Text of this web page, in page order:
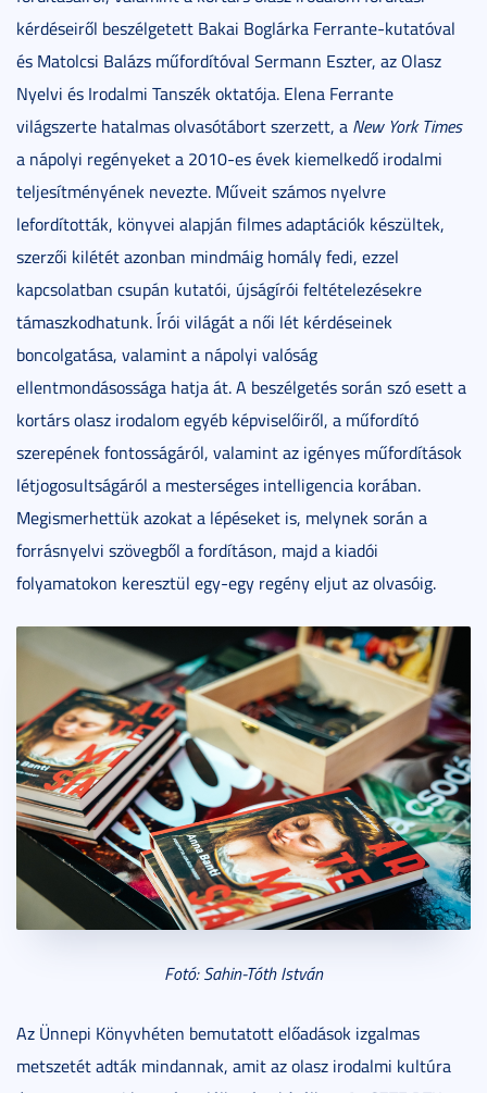
kérdéseiről beszélgetett Bakai Boglárka Ferrante-kutatóval
és Matolcsi Balázs műfordítóval Sermann Eszter, az Olasz
Nyelvi és Irodalmi Tanszék oktatója. Elena Ferrante
világszerte hatalmas olvasótábort szerzett, a New York Times
a nápolyi regényeket a 2010-es évek kiemelkedő irodalmi
teljesítményének nevezte. Műveit számos nyelvre
lefordították, könyvei alapján filmes adaptációk készültek,
szerzői kilétét azonban mindmáig homály fedi, ezzel
kapcsolatban csupán kutatói, újságírói feltételezésekre
támaszkodhatunk. Írói világát a női lét kérdéseinek
boncolgatása, valamint a nápolyi valóság
ellentmondásossága hatja át. A beszélgetés során szó esett a
kortárs olasz irodalom egyéb képviselőiről, a műfordító
szerepének fontosságáról, valamint az igényes műfordítások
létjogosultságáról a mesterséges intelligencia korában.
Megismerhettük azokat a lépéseket is, melynek során a
forrásnyelvi szövegből a fordításon, majd a kiadói
folyamatokon keresztül egy-egy regény eljut az olvasóig.
Fotó: Sahin-Tóth István
Az Ünnepi Könyvhéten bemutatott előadások izgalmas
metszetét adták mindannak, amit az olasz irodalmi kultúra